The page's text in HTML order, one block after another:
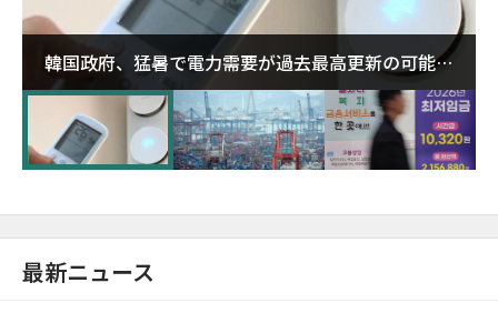
韓国政府、猛暑で電力需要が過去最高更新の可能性
に需給対応体制を点検
最新ニュース